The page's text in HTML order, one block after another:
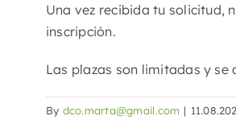
Una vez recibida tu solicitud,
inscripción.
Las plazas son limitadas y
By dco.marta@gmail.com |